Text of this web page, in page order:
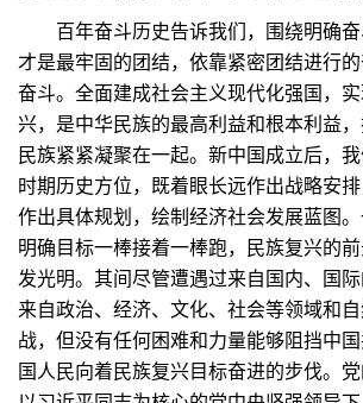
百年奋斗历史告诉我们，围绕明确奋
才是最牢固的团结，依靠紧密团结进行
奋斗。全面建成社会主义现代化强国，
兴，是中华民族的最高利益和根本利益
民族紧紧凝聚在一起。新中国成立后，
时期历史方位，既着眼长远作出战略安
作出具体规划，绘制经济社会发展蓝图
明确目标一棒接着一棒跑，民族复兴的
发光明。其间尽管遭遇过来自国内、国际
来自政治、经济、文化、社会等领域和
战，但没有任何困难和力量能够阻挡中
国人民向着民族复兴目标奋进的步伐。